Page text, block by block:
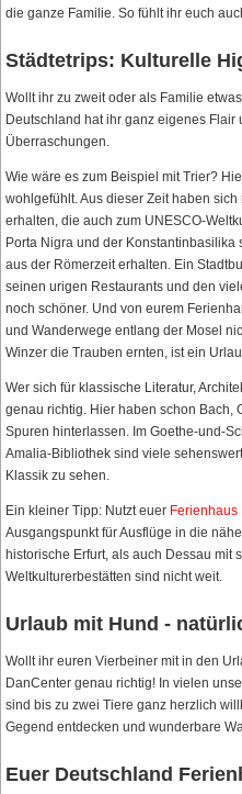
die ganze Familie. So fühlt ihr euch
Städtetrips: Kulturelle
Wollt ihr zu zweit oder als Familie
Deutschland hat ihr ganz eigenes Flair
Überraschungen.
Wie wäre es zum Beispiel mit Trier?
wohlgefühlt. Aus dieser Zeit haben
erhalten, die auch zum UNESCO-
Porta Nigra und der
aus der Römerzeit erhalten. Ein
seinen urigen Restaurants und den
noch schöner. Und von eurem
und Wanderwege entlang der Mosel
Winzer die Trauben ernten, ist ein
Wer sich für klassische Literatur,
genau richtig. Hier haben schon Bach,
Spuren hinterlassen. Im Goethe-und-
Amalia-Bibliothek sind viele
Klassik zu sehen.
Ein kleiner Tipp: Nutzt euer Ferienhaus
Ausgangspunkt für Ausflüge in die
historische Erfurt, als auch Dessau mit
Weltkulturerbestätten sind nicht weit.
Urlaub mit Hund -
Wollt ihr euren Vierbeiner mit in den
DanCenter genau richtig! In vielen
sind bis zu zwei Tiere ganz herzlich
Gegend entdecken und wunderbare
Euer Deutschland